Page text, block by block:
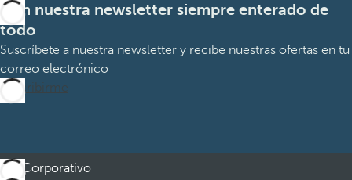
Con nuestra newsletter siempre enterado de
todo
Suscríbete a nuestra newsletter y recibe nuestras ofertas en tu
correo electrónico
Suscribirme
Corporativo